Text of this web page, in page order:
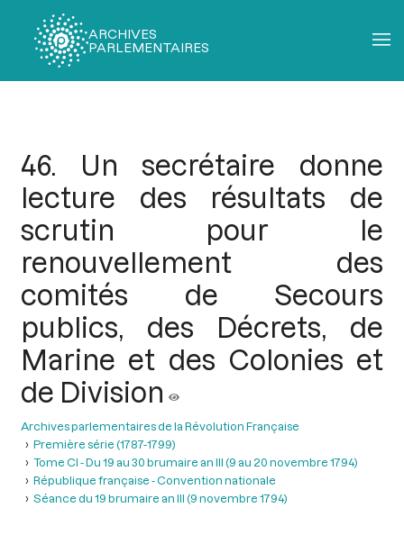
ARCHIVES
PARLEMENTAIRES
46. Un secrétaire donne
lecture des résultats de
scrutin pour le
renouvellement des
comités de Secours
publics, des Décrets, de
Marine et des Colonies et
de Division
Archives parlementaires de la Révolution Française
Première série (1787-1799)
Tome CI - Du 19 au 30 brumaire an III (9 au 20 novembre 1794)
République française - Convention nationale
Séance du 19 brumaire an III (9 novembre 1794)